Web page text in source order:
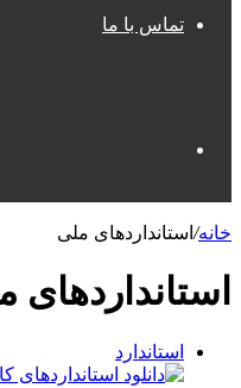
تماس با ما
خانه/ استانداردهای ملی
استانداردهای
استاندارد